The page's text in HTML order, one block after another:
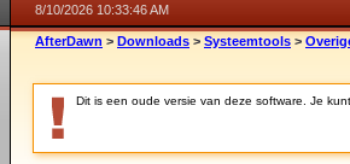
8/10/2026 10:33:46 AM
AfterDawn > Downloads > Systeemtools >
Dit is een oude versie van deze software. Je